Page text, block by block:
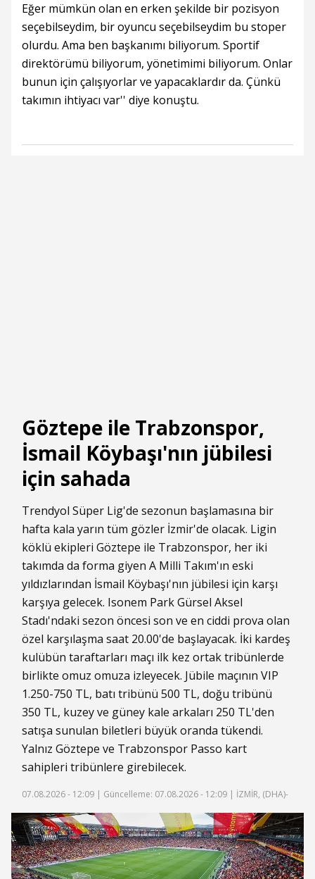
Eğer mümkün olan en erken şekilde bir pozisyon
seçebilseydim, bir oyuncu seçebilseydim bu stoper
olurdu. Ama ben başkanımı biliyorum. Sportif
direktörümü biliyorum, yönetimimi biliyorum. Onlar
bunun için çalışıyorlar ve yapacaklardır da. Çünkü
takımın ihtiyacı var'' diye konuştu.
Göztepe ile Trabzonspor,
İsmail Köybaşı'nın jübilesi
için sahada
Trendyol Süper Lig'de sezonun başlamasına bir
hafta kala yarın tüm gözler İzmir'de olacak. Ligin
köklü ekipleri Göztepe ile Trabzonspor, her iki
takımda da forma giyen A Milli Takım'ın eski
yıldızlarından İsmail Köybaşı'nın jübilesi için karşı
karşıya gelecek. Isonem Park Gürsel Aksel
Stadı'ndaki sezon öncesi son ve en ciddi prova olan
özel karşılaşma saat 20.00'de başlayacak. İki kardeş
kulübün taraftarları maçı ilk kez ortak tribünlerde
birlikte omuz omuza izleyecek. Jübile maçının VIP
1.250-750 TL, batı tribünü 500 TL, doğu tribünü
350 TL, kuzey ve güney kale arkaları 250 TL'den
satışa sunulan biletleri büyük oranda tükendi.
Yalnız Göztepe ve Trabzonspor Passo kart
sahipleri tribünlere girebilecek.
07.08.2026 - 12:09 | Güncelleme: 07.08.2026 - 12:09 | İZMİR, (DHA)-